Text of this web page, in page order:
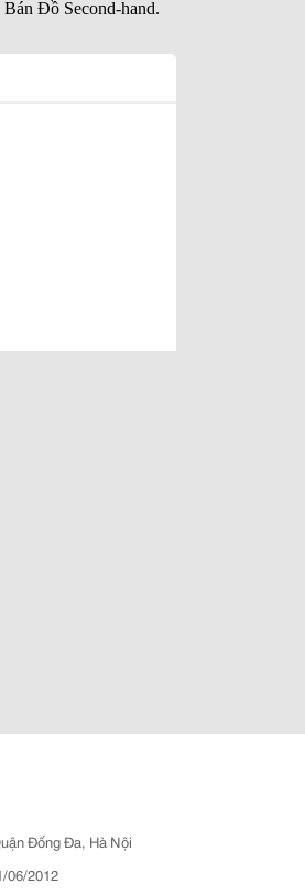
Đống Đa, Hà Nội
06/2012